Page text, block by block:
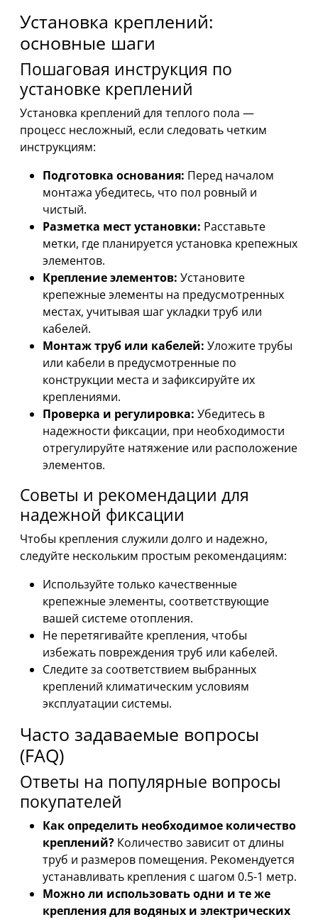
Установка креплений:
основные шаги
Пошаговая инструкция по
установке креплений
Установка креплений для теплого пола —
процесс несложный, если следовать четким
инструкциям:
Подготовка основания: Перед началом
монтажа убедитесь, что пол ровный и
чистый.
Разметка мест установки: Расставьте
метки, где планируется установка крепежных
элементов.
Крепление элементов: Установите
крепежные элементы на предусмотренных
местах, учитывая шаг укладки труб или
кабелей.
Монтаж труб или кабелей: Уложите трубы
или кабели в предусмотренные по
конструкции места и зафиксируйте их
креплениями.
Проверка и регулировка: Убедитесь в
надежности фиксации, при необходимости
отрегулируйте натяжение или расположение
элементов.
Советы и рекомендации для
надежной фиксации
Чтобы крепления служили долго и надежно,
следуйте нескольким простым рекомендациям:
Используйте только качественные
крепежные элементы, соответствующие
вашей системе отопления.
Не перетягивайте крепления, чтобы
избежать повреждения труб или кабелей.
Следите за соответствием выбранных
креплений климатическим условиям
эксплуатации системы.
Часто задаваемые вопросы
(FAQ)
Ответы на популярные вопросы
покупателей
Как определить необходимое количество
креплений? Количество зависит от длины
труб и размеров помещения. Рекомендуется
устанавливать крепления с шагом 0.5-1 метр.
Можно ли использовать одни и те же
крепления для водяных и электрических